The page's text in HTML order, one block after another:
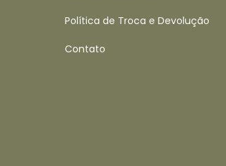
Política de Troca e Devolução
Contato